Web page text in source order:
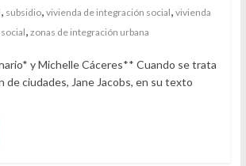
, subsidio, vivienda de integración social, vivienda
, zonas de integración urbana
y Michelle Cáceres** Cuando se trata
de ciudades, Jane Jacobs, en su texto